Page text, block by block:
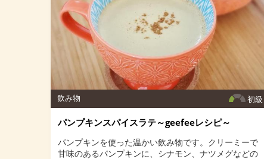
初級
飲み物
パンプキンスパイスラテ～geefeeレシピ～
パンプキンを使った温かい飲み物です。クリーミーで
甘味のあるパンプキンに、シナモン、ナツメグなどの